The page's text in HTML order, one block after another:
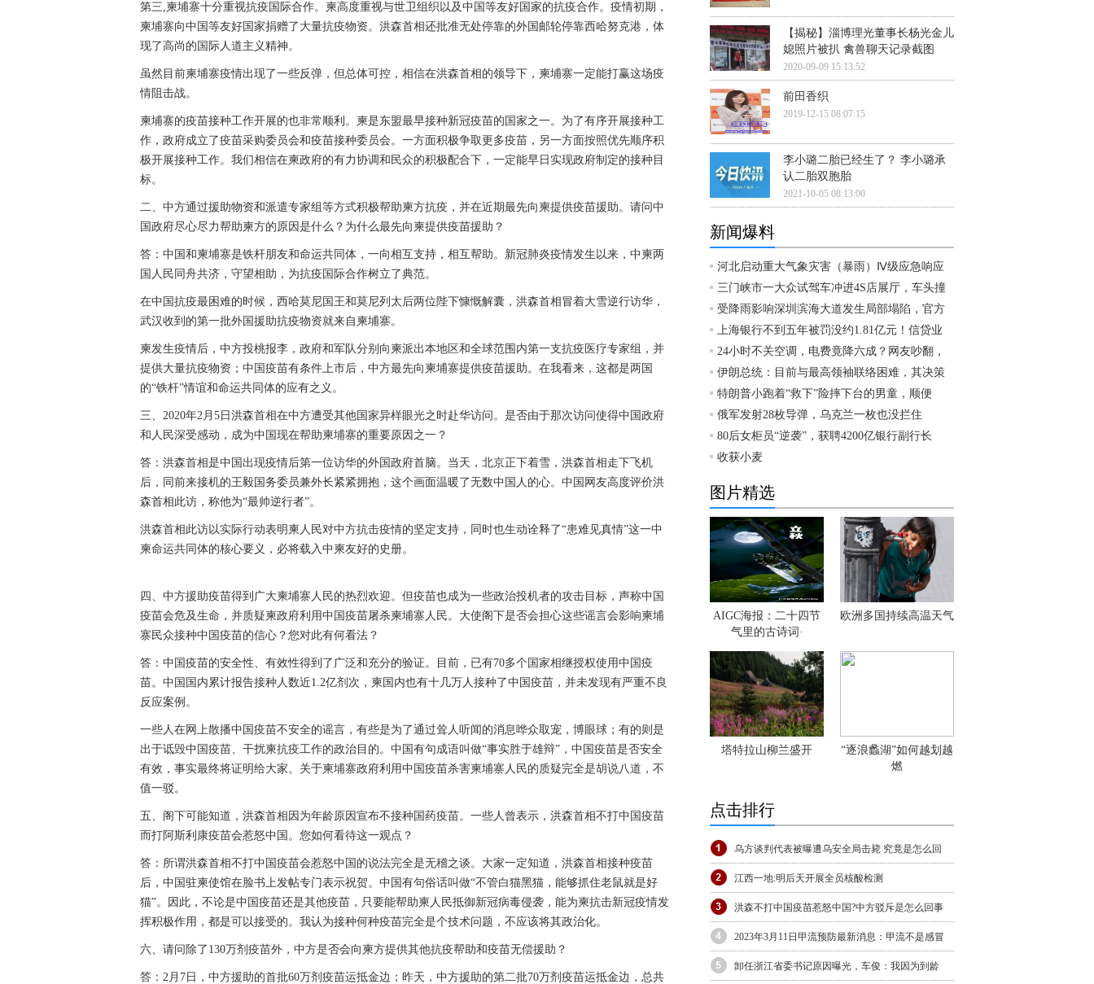
第三,柬埔寨十分重视抗疫国际合作。柬高度重视与世卫组织以及中国等友好国家的抗疫合作。疫情初期，
柬埔寨向中国等友好国家捐赠了大量抗疫物资。洪森首相还批准无处停靠的外国邮轮停靠西哈努克港，体
现了高尚的国际人道主义精神。
虽然目前柬埔寨疫情出现了一些反弹，但总体可控，相信在洪森首相的领导下，柬埔寨一定能打赢这场疫
情阻击战。
柬埔寨的疫苗接种工作开展的也非常顺利。柬是东盟最早接种新冠疫苗的国家之一。为了有序开展接种工
作，政府成立了疫苗采购委员会和疫苗接种委员会。一方面积极争取更多疫苗，另一方面按照优先顺序积
极开展接种工作。我们相信在柬政府的有力协调和民众的积极配合下，一定能早日实现政府制定的接种目
标。
二、中方通过援助物资和派遣专家组等方式积极帮助柬方抗疫，并在近期最先向柬提供疫苗援助。请问中
国政府尽心尽力帮助柬方的原因是什么？为什么最先向柬提供疫苗援助？
答：中国和柬埔寨是铁杆朋友和命运共同体，一向相互支持，相互帮助。新冠肺炎疫情发生以来，中柬两
国人民同舟共济，守望相助，为抗疫国际合作树立了典范。
在中国抗疫最困难的时候，西哈莫尼国王和莫尼列太后两位陛下慷慨解囊，洪森首相冒着大雪逆行访华，
武汉收到的第一批外国援助抗疫物资就来自柬埔寨。
柬发生疫情后，中方投桃报李，政府和军队分别向柬派出本地区和全球范围内第一支抗疫医疗专家组，并
提供大量抗疫物资；中国疫苗有条件上市后，中方最先向柬埔寨提供疫苗援助。在我看来，这都是两国
的“铁杆”情谊和命运共同体的应有之义。
三、2020年2月5日洪森首相在中方遭受其他国家异样眼光之时赴华访问。是否由于那次访问使得中国政府
和人民深受感动，成为中国现在帮助柬埔寨的重要原因之一？
答：洪森首相是中国出现疫情后第一位访华的外国政府首脑。当天，北京正下着雪，洪森首相走下飞机
后，同前来接机的王毅国务委员兼外长紧紧拥抱，这个画面温暖了无数中国人的心。中国网友高度评价洪
森首相此访，称他为“最帅逆行者”。
洪森首相此访以实际行动表明柬人民对中方抗击疫情的坚定支持，同时也生动诠释了“患难见真情”这一中
柬命运共同体的核心要义，必将载入中柬友好的史册。
四、中方援助疫苗得到广大柬埔寨人民的热烈欢迎。但疫苗也成为一些政治投机者的攻击目标，声称中国
疫苗会危及生命，并质疑柬政府利用中国疫苗屠杀柬埔寨人民。大使阁下是否会担心这些谣言会影响柬埔
寨民众接种中国疫苗的信心？您对此有何看法？
答：中国疫苗的安全性、有效性得到了广泛和充分的验证。目前，已有70多个国家相继授权使用中国疫
苗。中国国内累计报告接种人数近1.2亿剂次，柬国内也有十几万人接种了中国疫苗，并未发现有严重不良
反应案例。
一些人在网上散播中国疫苗不安全的谣言，有些是为了通过耸人听闻的消息哗众取宠，博眼球；有的则是
出于诋毁中国疫苗、干扰柬抗疫工作的政治目的。中国有句成语叫做“事实胜于雄辩”，中国疫苗是否安全
有效，事实最终将证明给大家。关于柬埔寨政府利用中国疫苗杀害柬埔寨人民的质疑完全是胡说八道，不
值一驳。
五、阁下可能知道，洪森首相因为年龄原因宣布不接种国药疫苗。一些人曾表示，洪森首相不打中国疫苗
而打阿斯利康疫苗会惹怒中国。您如何看待这一观点？
答：所谓洪森首相不打中国疫苗会惹怒中国的说法完全是无稽之谈。大家一定知道，洪森首相接种疫苗
后，中国驻柬使馆在脸书上发帖专门表示祝贺。中国有句俗话叫做“不管白猫黑猫，能够抓住老鼠就是好
猫”。因此，不论是中国疫苗还是其他疫苗，只要能帮助柬人民抵御新冠病毒侵袭，能为柬抗击新冠疫情发
挥积极作用，都是可以接受的。我认为接种何种疫苗完全是个技术问题，不应该将其政治化。
六、请问除了130万剂疫苗外，中方是否会向柬方提供其他抗疫帮助和疫苗无偿援助？
答：2月7日，中方援助的首批60万剂疫苗运抵金边；昨天，中方援助的第二批70万剂疫苗运抵金边，总共
【揭秘】淄博理光董事长杨光金儿
媳照片被扒 禽兽聊天记录截图
2020-09-09 15:13:52
前田香织
2019-12-15 08:07:15
李小璐二胎已经生了？ 李小璐承
认二胎双胞胎
2021-10-05 08:13:00
新闻爆料
河北启动重大气象灾害（暴雨）Ⅳ级应急响应
三门峡市一大众试驾车冲进4S店展厅，车头撞
受降雨影响深圳滨海大道发生局部塌陷，官方
上海银行不到五年被罚没约1.81亿元！信贷业
24小时不关空调，电费竟降六成？网友吵翻，
伊朗总统：目前与最高领袖联络困难，其决策
特朗普小跑着“救下”险摔下台的男童，顺便
俄军发射28枚导弹，乌克兰一枚也没拦住
80后女柜员“逆袭”，获聘4200亿银行副行长
收获小麦
图片精选
AIGC海报：二十四节
气里的古诗词·
欧洲多国持续高温天气
塔特拉山柳兰盛开
“逐浪蠡湖”如何越划越
燃
点击排行
乌方谈判代表被曝遭乌安全局击毙 究竟是怎么回
江西一地:明后天开展全员核酸检测
洪森不打中国疫苗惹怒中国?中方驳斥是怎么回事
2023年3月11日甲流预防最新消息：甲流不是感冒
卸任浙江省委书记原因曝光，车俊：我因为到龄